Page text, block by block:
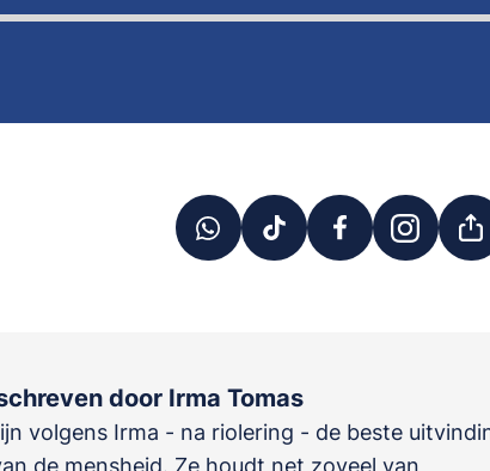
door Irma Tomas
volgens Irma - na riolering - de beste
de mensheid. Ze houdt net zoveel van